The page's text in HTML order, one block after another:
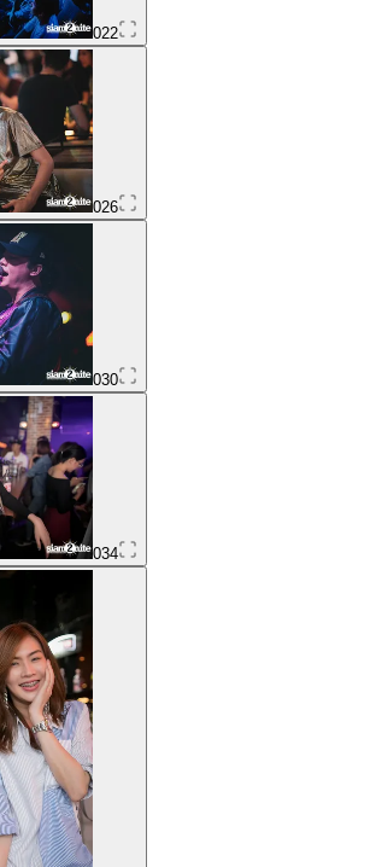
022
026
030
034